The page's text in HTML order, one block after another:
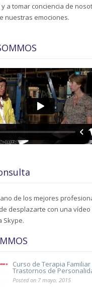
a tomar conciencia de
nuestras emociones.
de los mejores
desplazarte con una vídeo
Skype.
Curso de Terapia
Trastornos de
Posted on 7 mayo, 2015